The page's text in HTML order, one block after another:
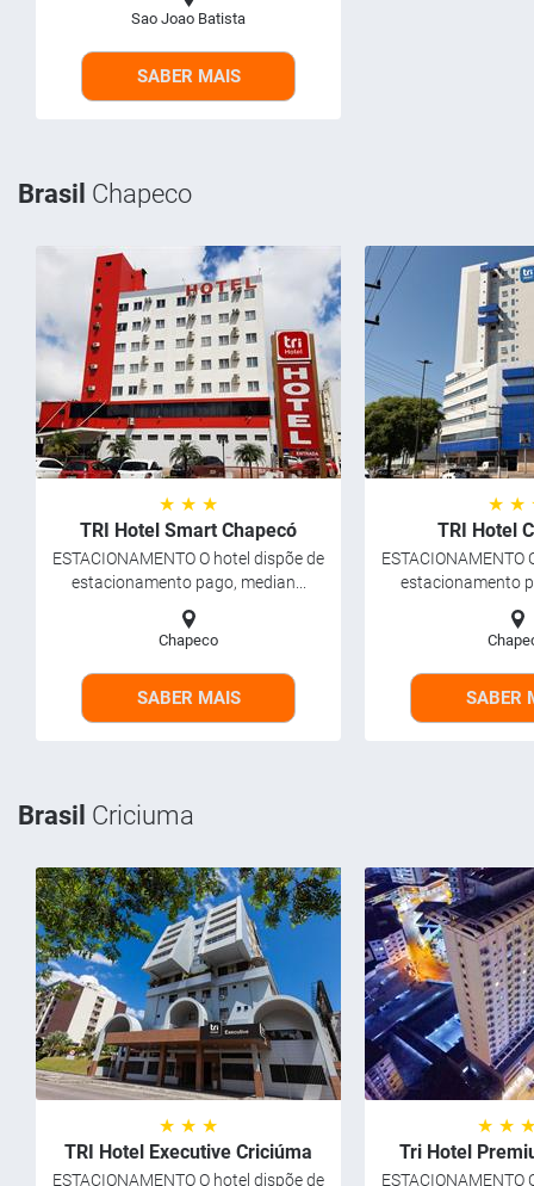
Sao Joao Batista
SABER MAIS
Brasil Chapeco
★ ★ ★
TRI Hotel Smart Chapecó
ESTACIONAMENTO O hotel dispõe de
estacionamento pago, median...
Chapeco
SABER MAIS
★ ★
TRI Hotel
ESTACIONAMENTO
estacionamento
SABER
Brasil Criciuma
★ ★ ★
TRI Hotel Executive Criciúma
ESTACIONAMENTO O hotel dispõe de
★ ★
Tri Hotel
ESTACIONAMENTO